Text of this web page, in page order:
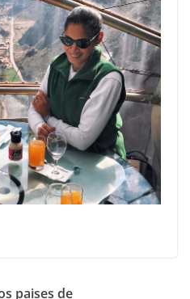
paises de